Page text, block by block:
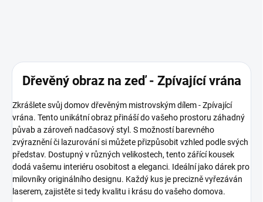
Dřevěný obraz na zeď - Zpívající vrána
Zkrášlete svůj domov dřevěným mistrovským dílem - Zpívající
vrána. Tento unikátní obraz přináší do vašeho prostoru záhadný
půvab a zároveň nadčasový styl. S možností barevného
zvýraznění či lazurování si můžete přizpůsobit vzhled podle svých
představ. Dostupný v různých velikostech, tento zářící kousek
dodá vašemu interiéru osobitost a eleganci. Ideální jako dárek pro
milovníky originálního designu. Každý kus je precizně vyřezáván
laserem, zajistěte si tedy kvalitu i krásu do vašeho domova.